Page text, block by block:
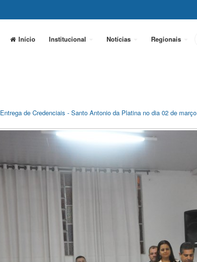
Início Institucional Notícias Regionais
Entrega de Credenciais - Santo Antonio da Platina no dia 02 de março